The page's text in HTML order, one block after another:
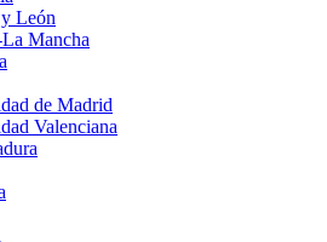
León
Mancha
de Madrid
Valenciana